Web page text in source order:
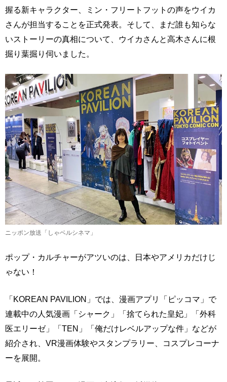
握る新キャラクター、ミン・フリートフットの声をウイカ
さんが担当することを正式発表。そして、まだ誰も知らな
いストーリーの真相について、ウイカさんと高木さんに根
掘り葉掘り伺いました。
ニッポン放送「しゃベルシネマ」
ポップ・カルチャーがアツいのは、日本やアメリカだけじ
ゃない！
「KOREAN PAVILION」では、漫画アプリ「ピッコマ」で
連載中の人気漫画「シャーク」「捨てられた皇妃」「外科
医エリーゼ」「TEN」「俺だけレベルアップな件」などが
紹介され、VR漫画体験やスタンプラリー、コスプレコーナ
ーを展開。